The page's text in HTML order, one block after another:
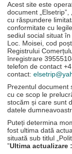
Acest site este
document
cu răspundere
conformitate cu
sediul social situat
Loc. Moisei, cod
Registrului
înregistrare
telefon de contact
contact:
Prezentul document
cu ce scop le
stocăm și care sunt
datele
Puteți determina
fost ultima dată
situată sub titlul
”Ultima actualizare